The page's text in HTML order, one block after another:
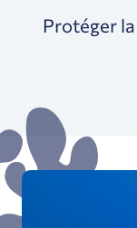
Protéger